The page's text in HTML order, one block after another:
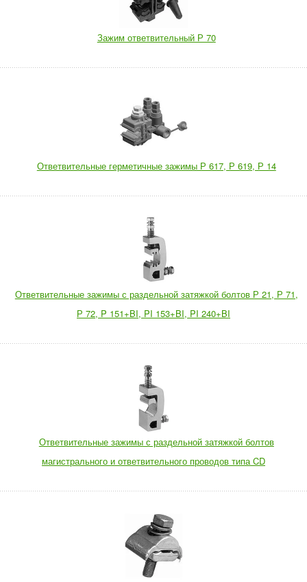
Зажим ответвительный Р 70
Ответвительные герметичные зажимы Р 617, Р 619, Р 14
Ответвительные зажимы с раздельной затяжкой болтов Р 21, Р 71,
Р 72, P 151+BI, PI 153+BI, PI 240+BI
Ответвительные зажимы с раздельной затяжкой болтов
магистрального и ответвительного проводов типа CD